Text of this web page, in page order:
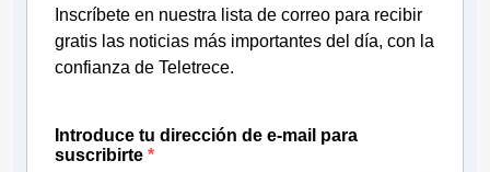
Inscríbete en nuestra lista de correo para recibir
gratis las noticias más importantes del día, con la
confianza de Teletrece.
Introduce tu dirección de e-mail para
suscribirte